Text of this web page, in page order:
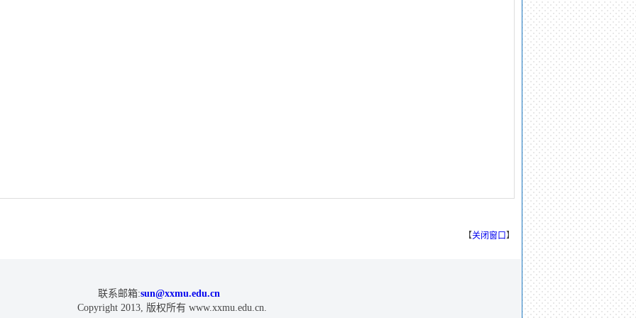
【关闭窗口 】
联系邮箱:sun@xxmu.edu.cn
Copyright 2013, 版权所有 www.xxmu.edu.cn.